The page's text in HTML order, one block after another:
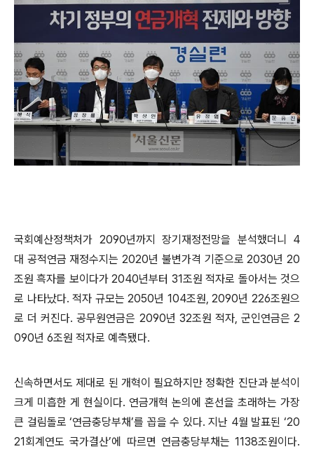
국회예산정책처가 2090년까지 장기재정전망을 분석했더니 4
대 공적연금 재정수지는 2020년 불변가격 기준으로 2030년 20
조원 흑자를 보이다가 2040년부터 31조원 적자로 돌아서는 것으
로 나타났다. 적자 규모는 2050년 104조원, 2090년 226조원으
로 더 커진다. 공무원연금은 2090년 32조원 적자, 군인연금은 2
090년 6조원 적자로 예측됐다.
신속하면서도 제대로 된 개혁이 필요하지만 정확한 진단과 분석이
크게 미흡한 게 현실이다. 연금개혁 논의에 혼선을 초래하는 가장
큰 걸림돌로 ‘연금충당부채’를 꼽을 수 있다. 지난 4월 발표된 ‘20
21회계연도 국가결산’에 따르면 연금충당부채는 1138조원이다.